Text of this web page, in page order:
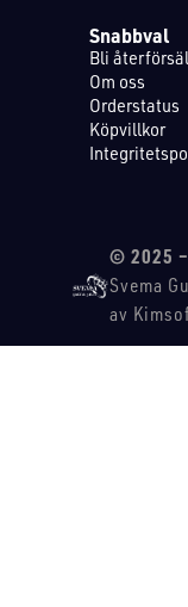
Snabbval
Bli
Om oss
Orderstatus
Köpvillkor
© 2025 –
Svema
av